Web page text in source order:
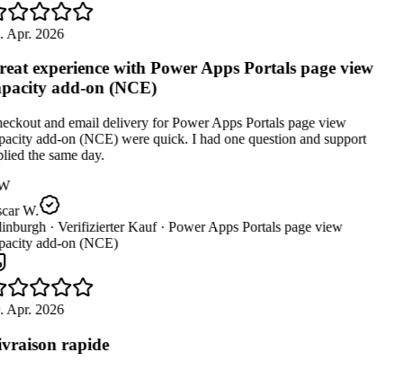
Apr. 2026
experience with Power Apps Portals page view
add-on (NCE)
and email delivery for Power Apps Portals page view
add-on (NCE) were quick. I had one question and support
the same day.
W.
· Verifizierter Kauf · Power Apps Portals page view
add-on (NCE)
Apr. 2026
rapide